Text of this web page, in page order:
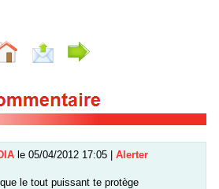
le 05/04/2012 17:05 | Alerter
le tout puissant te protège